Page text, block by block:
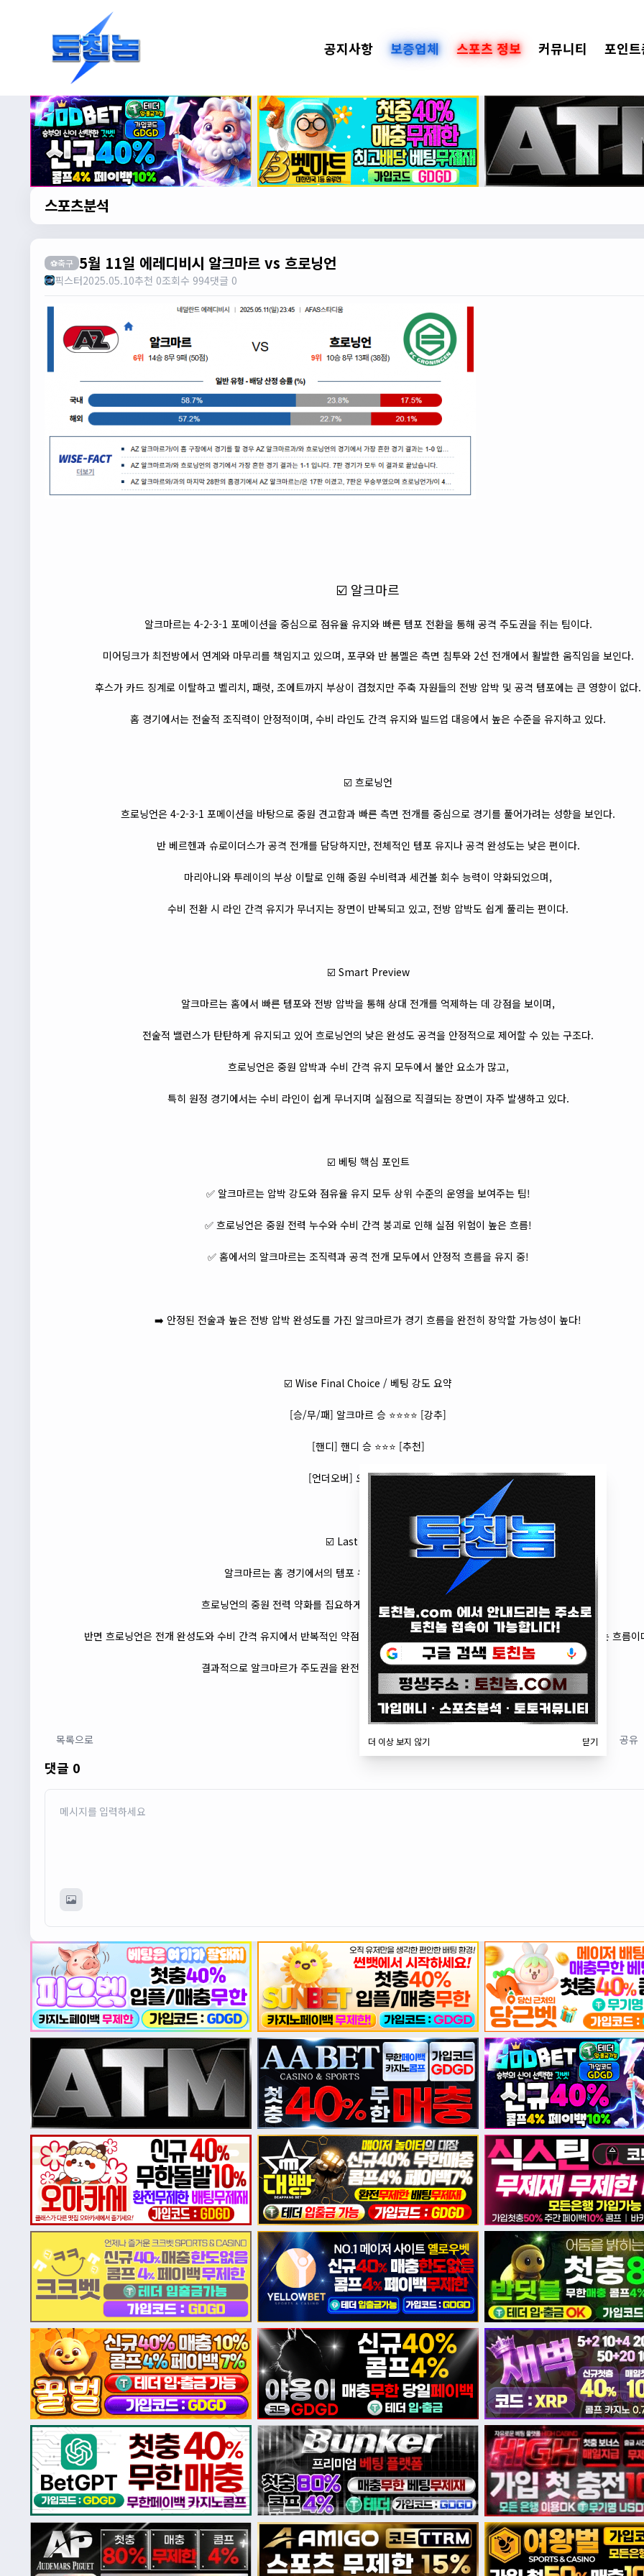
공지사항 보증업체 스포츠 정보 커뮤니티 포인트
스포츠분석
⚽축구 5월 11일 에레디비시 알크마르 vs 흐로닝언
픽스터2025.05.10추천 0조회수 994댓글 0
☑️ 알크마르
알크마르는 4-2-3-1 포메이션을 중심으로 점유율 유지와 빠른 템포 전환을 통해 공격 주도권을 쥐는 팀이다.
미어딩크가 최전방에서 연계와 마무리를 책임지고 있으며, 포쿠와 반 봄멜은 측면 침투와 2선 전개에서 활발한 움직임을 보인다.
후스가 카드 징계로 이탈하고 벨리치, 패럿, 조에트까지 부상이 겹쳤지만 주축 자원들의 전방 압박 및 공격 템포에는 큰 영향이 없다.
홈 경기에서는 전술적 조직력이 안정적이며, 수비 라인도 간격 유지와 빌드업 대응에서 높은 수준을 유지하고 있다.
☑️ 흐로닝언
흐로닝언은 4-2-3-1 포메이션을 바탕으로 중원 견고함과 빠른 측면 전개를 중심으로 경기를 풀어가려는 성향을 보인다.
반 베르헨과 슈로이더스가 공격 전개를 담당하지만, 전체적인 템포 유지나 공격 완성도는 낮은 편이다.
마리아니와 투레이의 부상 이탈로 인해 중원 수비력과 세컨볼 회수 능력이 약화되었으며,
수비 전환 시 라인 간격 유지가 무너지는 장면이 반복되고 있고, 전방 압박도 쉽게 풀리는 편이다.
☑️ Smart Preview
알크마르는 홈에서 빠른 템포와 전방 압박을 통해 상대 전개를 억제하는 데 강점을 보이며,
전술적 밸런스가 탄탄하게 유지되고 있어 흐로닝언의 낮은 완성도 공격을 안정적으로 제어할 수 있는 구조다.
흐로닝언은 중원 압박과 수비 간격 유지 모두에서 불안 요소가 많고,
특히 원정 경기에서는 수비 라인이 쉽게 무너지며 실점으로 직결되는 장면이 자주 발생하고 있다.
☑️ 베팅 핵심 포인트
✅ 알크마르는 압박 강도와 점유율 유지 모두 상위 수준의 운영을 보여주는 팀!
✅ 흐로닝언은 중원 전력 누수와 수비 간격 붕괴로 인해 실점 위험이 높은 흐름!
✅ 홈에서의 알크마르는 조직력과 공격 전개 모두에서 안정적 흐름을 유지 중!
➡️ 안정된 전술과 높은 전방 압박 완성도를 가진 알크마르가 경기 흐름을 완전히 장악할 가능성이 높다!
☑️ Wise Final Choice / 베팅 강도 요약
[승/무/패] 알크마르 승 ⭐⭐⭐⭐ [강추]
[핸디] 핸디 승 ⭐⭐⭐ [추천]
[언더오버] 오버 ⭐⭐⭐ [추천]
☑️ Last Comment
알크마르는 홈 경기에서의 템포 유지력과 전방 압박 강도가 뛰어나며,
흐로닝언의 중원 전력 약화를 집요하게 공략할 수 있는 전술적 우위를 갖고 있다.
반면 흐로닝언은 전개 완성도와 수비 간격 유지에서 반복적인 약점을 드러내고 있으며, 특히 실점 전환 타이밍이 빠르게 나오는 흐름이
결과적으로 알크마르가 주도권을 완전히 틀어쥐고 승리를 가져갈 가능성이 높다.
목록으로 저장 공유
댓글 0
더 이상 보지 않기 닫기